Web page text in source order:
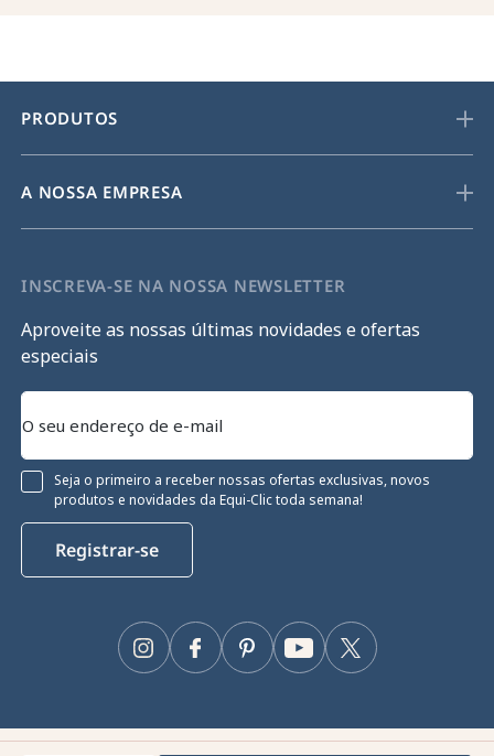
PRODUTOS
A NOSSA EMPRESA
INSCREVA-SE NA NOSSA NEWSLETTER
Aproveite as nossas últimas novidades e ofertas
especiais
Seja o primeiro a receber nossas ofertas exclusivas, novos
produtos e novidades da Equi-Clic toda semana!
Registrar-se
Facebook Twitter
YouTube
Pinterest
Instagram